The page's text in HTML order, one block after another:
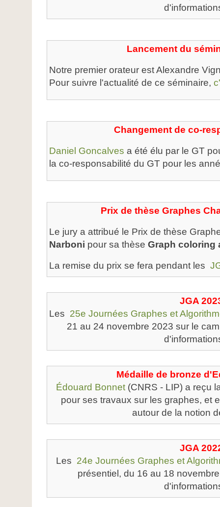
Lancement du
Notre premier orateur est Alexandre
Pour suivre l'actualité de ce séminaire,
Changement de co-
Daniel Goncalves a été élu par le GT
la co-responsabilité du GT pour les
Prix de thèse Graphes
Le jury a attribué le Prix de thèse
Narboni pour sa thèse Graph coloring
La remise du prix se fera pendant les
JGA
Les 25e Journées Graphes et
21 au 24 novembre 2023 sur le
Médaille de bronze
Édouard Bonnet(CNRS - LIP) a reçu
pour ses travaux sur les graphes, et
autour de la notion
JGA
Les 24e Journées Graphes et
présentiel, du 16 au 18